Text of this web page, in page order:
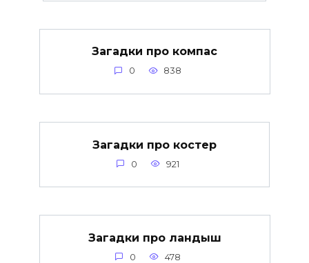
Загадки про компас
0 838
Загадки про костер
0 921
Загадки про ландыш
0 478